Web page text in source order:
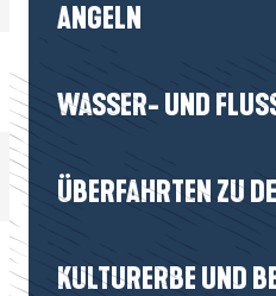
ANGELN
WASSER- UND
ÜBERFAHRTEN ZU
KULTURERBE UND
environnementale